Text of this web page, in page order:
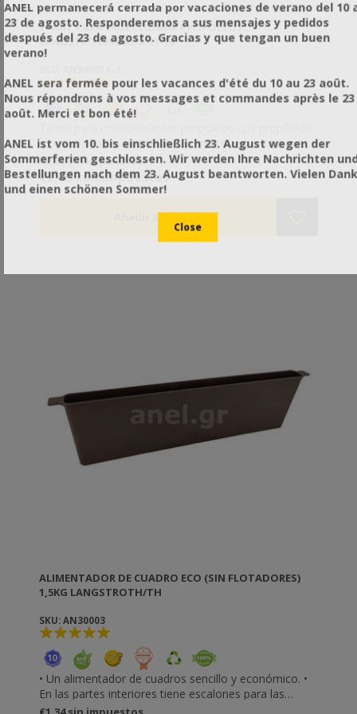
TAMIZ PARA COLECCIONAR PROPÓLEOS
LANGSTROTH/DADANT 10
es un producto emergente de muy buen precio que
puede contribuir en sus ingresos sin requerir de
mucho esfuerzo ni tiempo. Los tamices para
coleccionar los propóleos se instalan sobre el último
encima del tamiz de colección de propóleos para que
se cree una corriente de aire que las abejas intentan
inhaladores al lado del tamiz. Los propóleos se quitan
Normalmente se aplican en primavera y otoño.
€2,01 sin impuestos
€2,49 con impuestos
ALIMENTADOR DE CUADRO ECO (SIN FLOTADORES)
1,5KG LANGSTROTH/TH
SKU: AN30003
• Un alimentador de cuadros sencillo y económico. •
En las partes interiores tiene escalones para las
abejas, pero se recomienda utilizar pequeños trozos
ANEL permanecerá cerrada por vacaciones de verano del 10
23 de agosto. Responderemos a sus mensajes y pedidos
después del 23 de agosto. Gracias y que tengan un buen
verano!
ANEL sera fermée pour les vacances d'été du 10 au 23 août.
Nous répondrons à vos messages et commandes après le 23
août. Merci et bon été!
ANEL ist vom 10. bis einschließlich 23. August wegen der
Sommerferien geschlossen. Wir werden Ihre Nachrichten
Bestellungen nach dem 23. August beantworten. Vielen Dank
und einen schönen Sommer!